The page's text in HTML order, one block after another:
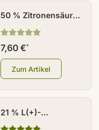
50 % Zitronensäure-
Lösung 100 ml HDPE
7,60 €*
Zum Artikel
21 % L(+)-
Milchsäure